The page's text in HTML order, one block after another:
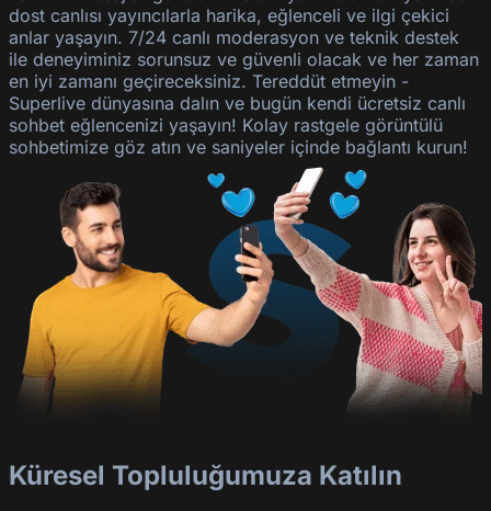
dost canlısı yayıncılarla harika, eğlenceli ve ilgi çekici
anlar yaşayın. 7/24 canlı moderasyon ve teknik destek
ile deneyiminiz sorunsuz ve güvenli olacak ve her zaman
en iyi zamanı geçireceksiniz. Tereddüt etmeyin -
Superlive dünyasına dalın ve bugün kendi ücretsiz canlı
sohbet eğlencenizi yaşayın! Kolay rastgele görüntülü
sohbetimize göz atın ve saniyeler içinde bağlantı kurun!
Küresel Topluluğumuza Katılın